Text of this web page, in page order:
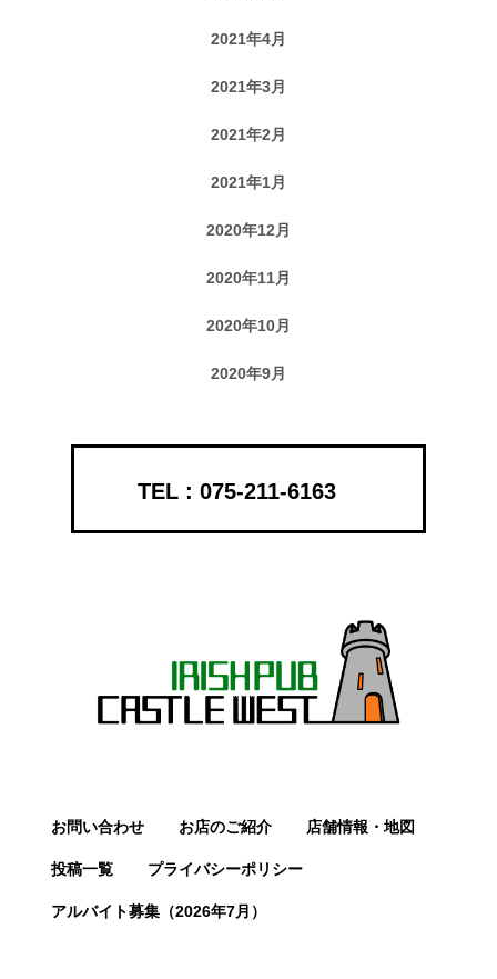
2021年4月
2021年3月
2021年2月
2021年1月
2020年12月
2020年11月
2020年10月
2020年9月
075-211-6163
お問い合わせ お店のご紹介 店舗情報・地図
投稿一覧 プライバシーポリシー
アルバイト募集（2026年7月）